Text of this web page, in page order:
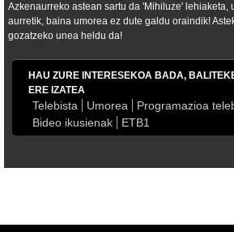
Azkenaurreko astean sartu da 'Mihiluze' lehiaketa,
aurretik, baina umorea ez dute galdu oraindik!
gozatzeko unea heldu da!
HAU ZURE INTERESEKOA BADA,
ERE IZATEA
Telebista Umorea
Programazioa
Bideo ikusienak
ETB1